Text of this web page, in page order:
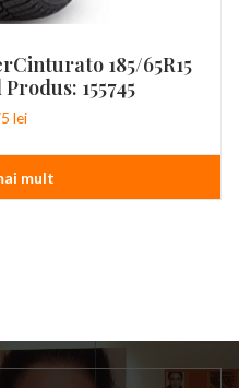
185/65R15
155745
lei
mult